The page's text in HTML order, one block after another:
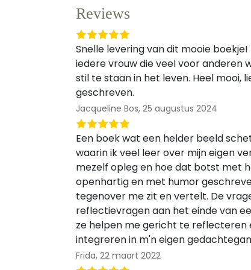
Reviews
Snelle levering van dit mooie
iedere vrouw die veel voor anderen
stil te staan in het leven. Heel mooi,
geschreven.
Jacqueline Bos, 25 augustus 2024
Een boek wat een helder beeld
waarin ik veel leer over mijn eigen
mezelf opleg en hoe dat botst met
openhartig en met humor
tegenover me zit en vertelt. De
reflectievragen aan het einde van
ze helpen me gericht te reflecteren
integreren in m'n eigen
Frida, 22 maart 2022